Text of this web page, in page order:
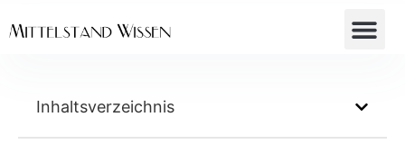
Inhaltsverzeichnis